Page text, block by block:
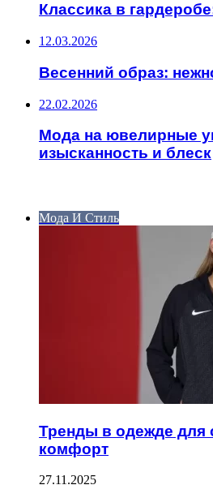
Классика в
12.03.2026
Весенний образ:
22.02.2026
Мода на ювелирные
изысканность и блеск
Мода И Стиль
Тренды в одежде для
комфорт
27.11.2025